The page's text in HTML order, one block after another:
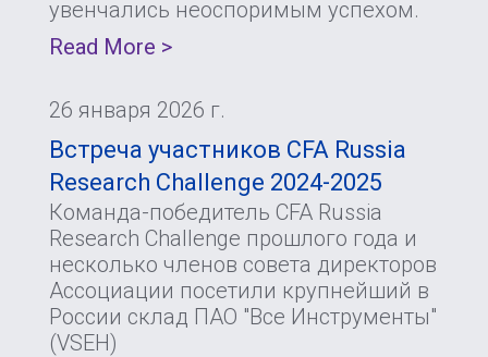
увенчались неоспоримым успехом.
Read More >
26 января 2026 г.
Встреча участников CFA Russia
Research Challenge 2024-2025
Команда-победитель CFA Russia
Research Challenge прошлого года и
несколько членов совета директоров
Ассоциации посетили крупнейший в
России склад ПАО "Все Инструменты"
(VSEH)